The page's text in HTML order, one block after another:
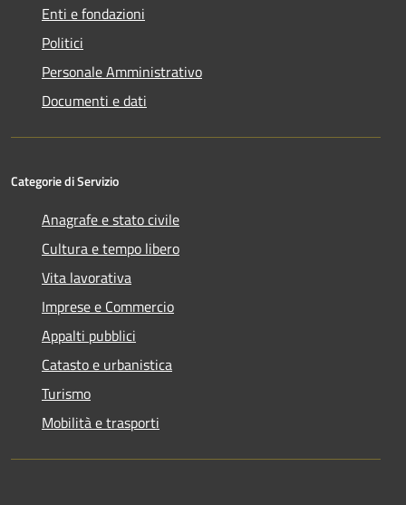
Enti e fondazioni
Politici
Personale Amministrativo
Documenti e dati
Categorie di Servizio
Anagrafe e stato civile
Cultura e tempo libero
Vita lavorativa
Imprese e Commercio
Appalti pubblici
Catasto e urbanistica
Turismo
Mobilità e trasporti